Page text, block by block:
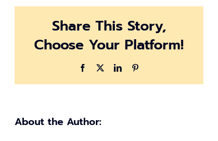
9.9
วัน
ที่
คน
Share This Story,
Choose Your Platform!
Facebook LinkedIn
About the Author: